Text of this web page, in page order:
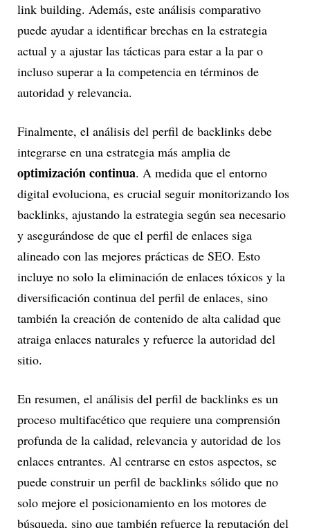
link building. Además, este análisis comparativo
puede ayudar a identificar brechas en la estrategia
actual y a ajustar las tácticas para estar a la par o
incluso superar a la competencia en términos de
autoridad y relevancia.
Finalmente, el análisis del perfil de backlinks debe
integrarse en una estrategia más amplia de
optimización continua. A medida que el entorno
digital evoluciona, es crucial seguir monitorizando los
backlinks, ajustando la estrategia según sea necesario
y asegurándose de que el perfil de enlaces siga
alineado con las mejores prácticas de SEO. Esto
incluye no solo la eliminación de enlaces tóxicos y la
diversificación continua del perfil de enlaces, sino
también la creación de contenido de alta calidad que
atraiga enlaces naturales y refuerce la autoridad del
sitio.
En resumen, el análisis del perfil de backlinks es un
proceso multifacético que requiere una comprensión
profunda de la calidad, relevancia y autoridad de los
enlaces entrantes. Al centrarse en estos aspectos, se
puede construir un perfil de backlinks sólido que no
solo mejore el posicionamiento en los motores de
búsqueda, sino que también refuerce la reputación del